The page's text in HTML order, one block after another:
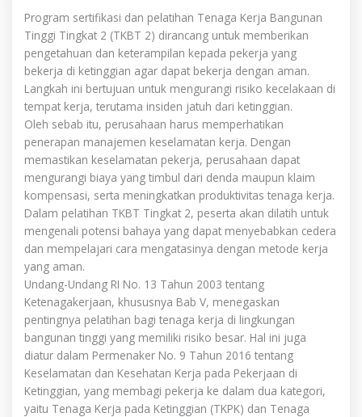
Program sertifikasi dan pelatihan Tenaga Kerja Bangunan
Tinggi Tingkat 2 (TKBT 2) dirancang untuk memberikan
pengetahuan dan keterampilan kepada pekerja yang
bekerja di ketinggian agar dapat bekerja dengan aman.
Langkah ini bertujuan untuk mengurangi risiko kecelakaan di
tempat kerja, terutama insiden jatuh dari ketinggian.
Oleh sebab itu, perusahaan harus memperhatikan
penerapan manajemen keselamatan kerja. Dengan
memastikan keselamatan pekerja, perusahaan dapat
mengurangi biaya yang timbul dari denda maupun klaim
kompensasi, serta meningkatkan produktivitas tenaga kerja.
Dalam pelatihan TKBT Tingkat 2, peserta akan dilatih untuk
mengenali potensi bahaya yang dapat menyebabkan cedera
dan mempelajari cara mengatasinya dengan metode kerja
yang aman.
Undang-Undang RI No. 13 Tahun 2003 tentang
Ketenagakerjaan, khususnya Bab V, menegaskan
pentingnya pelatihan bagi tenaga kerja di lingkungan
bangunan tinggi yang memiliki risiko besar. Hal ini juga
diatur dalam Permenaker No. 9 Tahun 2016 tentang
Keselamatan dan Kesehatan Kerja pada Pekerjaan di
Ketinggian, yang membagi pekerja ke dalam dua kategori,
yaitu Tenaga Kerja pada Ketinggian (TKPK) dan Tenaga